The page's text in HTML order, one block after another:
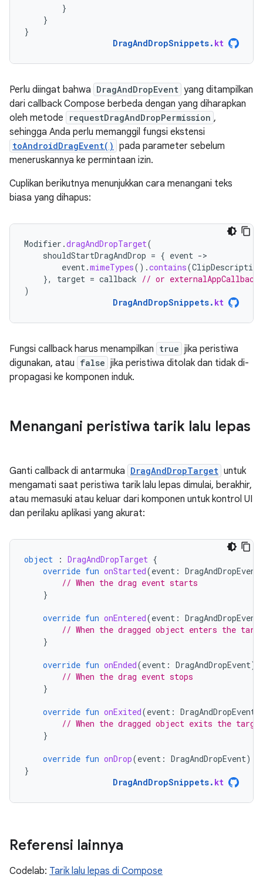
}
}
}
DragAndDropSnippets. kt
Perlu diingat bahwa DragAndDropEvent yang ditampilkan
dari callback Compose berbeda dengan yang diharapkan
oleh metode
requestDragAndDropPermission ,
sehingga Anda perlu memanggil fungsi ekstensi
toAndroidDragEvent() pada parameter sebelum
meneruskannya ke permintaan izin.
Cuplikan berikutnya menunjukkan cara menangani teks
biasa yang dihapus:
Modifier .dragAndDropTarget(
shouldStartDragAndDrop = { event -
event.mimeTypes().contains(ClipDescription
},
target = callback // or externalAppCallback
)
DragAndDropSnippets. kt
Fungsi callback harus menampilkan true jika peristiwa
digunakan, atau false jika peristiwa ditolak dan tidak di-
propagasi ke komponen induk.
Menangani peristiwa tarik lalu lepas
Ganti callback di antarmuka DragAndDropTarget untuk
mengamati saat peristiwa tarik lalu lepas dimulai, berakhir,
atau memasuki atau keluar dari komponen untuk kontrol UI
dan perilaku aplikasi yang akurat:
object : DragAndDropTarget {
override fun onStarted(event : DragAndDropEvent
// When the drag event starts
}
override fun onEntered(event : DragAndDropEvent
// When the dragged object enters the
}
override fun onEnded(event : DragAndDropEvent)
// When the drag event stops
}
override fun onExited(event : DragAndDropEvent
// When the dragged object exits the
}
override fun onDrop(event : DragAndDropEvent):
}
DragAndDropSnippets. kt
Referensi lainnya
Codelab: Tarik lalu lepas di Compose